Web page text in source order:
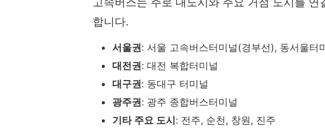
합니다.
서울권: 서울 고속버스터미널(경부선), 동서울터
대전권: 대전 복합터미널
대구권: 동대구 터미널
광주권: 광주 종합버스터미널
기타 주요 도시: 전주, 순천, 창원, 진주